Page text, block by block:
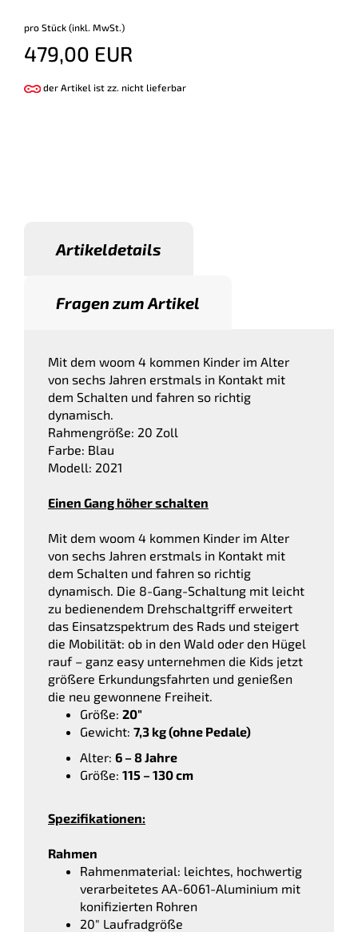
pro Stück (inkl. MwSt.)
479,00 EUR
der Artikel ist zz. nicht lieferbar
Artikeldetails
Fragen zum Artikel
Mit dem woom 4 kommen Kinder im Alter
von sechs Jahren erstmals in Kontakt mit
dem Schalten und fahren so richtig
dynamisch.
Rahmengröße: 20 Zoll
Farbe: Blau
Modell: 2021
Einen Gang höher schalten
Mit dem woom 4 kommen Kinder im Alter
von sechs Jahren erstmals in Kontakt mit
dem Schalten und fahren so richtig
dynamisch. Die 8-Gang-Schaltung mit leicht
zu bedienendem Drehschaltgriff erweitert
das Einsatzspektrum des Rads und steigert
die Mobilität: ob in den Wald oder den Hügel
rauf – ganz easy unternehmen die Kids jetzt
größere Erkundungsfahrten und genießen
die neu gewonnene Freiheit.
Größe: 20″
Gewicht: 7,3 kg (ohne Pedale)
Alter: 6 – 8 Jahre
Größe: 115 – 130 cm
Spezifikationen:
Rahmen
Rahmenmaterial: leichtes, hochwertig
verarbeitetes AA-6061-Aluminium mit
konifizierten Rohren
20″ Laufradgröße